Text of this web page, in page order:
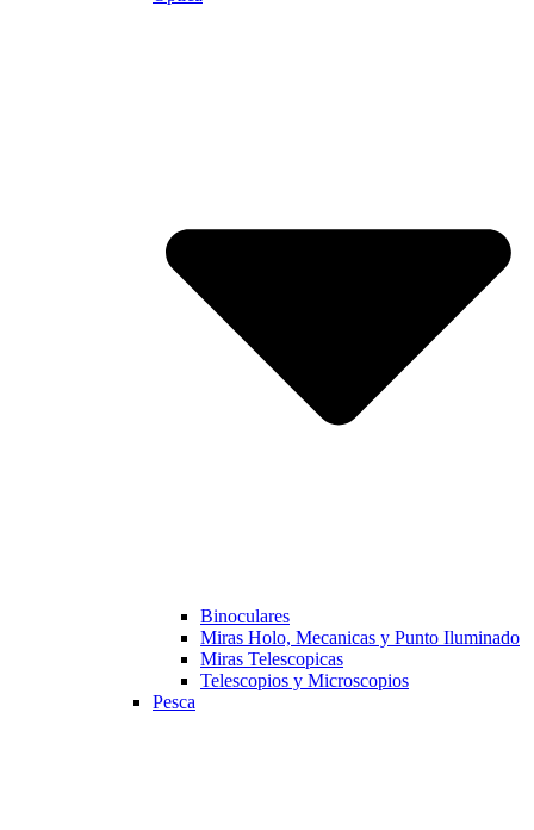
Binoculares
Miras Holo, Mecanicas y Punto Iluminado
Miras Telescopicas
Telescopios y Microscopios
Pesca